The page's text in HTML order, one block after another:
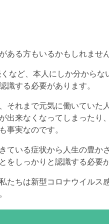
ある方もいるかもしれません
など、本人にしか分からな
識する必要があります。
それまで元気に働いていた
出来なくなってしまったり
事実なのです。
ている症状から人生の豊か
しっかりと認識する必要
たちは新型コロナウイルス